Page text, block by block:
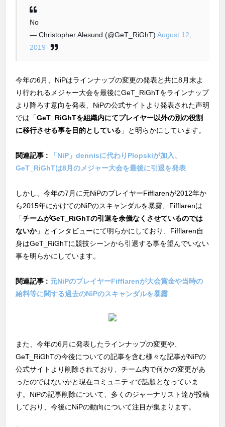
No
— Christopher Alesund (@GeT_RiGhT) August 12,
2019
今年の6月、NiPはラインナップの変更の発表と共に8月末よ
り行われるメジャー大会を最後にGeT_RiGhTをラインナップ
より降ろす意向を発表、NiPの公式サイトより発表された声明
では「GeT_RiGhTを組織内にてプレイヤー以外の別の役割
に移行させる事を目的としている 」と明らかにしています。
関連記事 :
「NiP」dennisに代わりPlopskiが加入、
GeT_RiGhTは8月のメジャー大会を最後に引退を発表
しかし、今年の7月に元NiPのプレイヤーFifflarenが2012年か
ら2015年にかけてのNiPのスキャンダルを暴露、Fifflarenは
「チームがGeT_RiGhTの引退を余儀なくさせているのでは
ないか」とインタビューにて明らかにしており、Fifflaren自
身はGeT_RiGhTに競技シーンから引退する事を望んでいない
事を明らかにしています。
関連記事 : 元NiPのプレイヤーFifflarenが大会賞金や当時の
給料等に関する過去のNiPのスキャンダルを暴露
また、今年の6月に発表したラインナップの変更や、
GeT_RiGhTの今後についての記事を含む様々な記事がNiPの
公式サイトより削除されており、チーム内で何かの変更があ
ったのではないかと現在コミュニティで話題となっていま
す。NiPの記事削除について、多くのジャーナリスト達が投稿
しており、今後にNiPの動向について注目が集まります。